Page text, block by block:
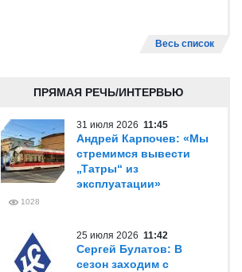
Весь список
ПРЯМАЯ РЕЧЬ/ИНТЕРВЬЮ
31 июля 2026 11:45
Андрей Карпочев: «Мы
стремимся вывести
„Татры“ из
эксплуатации»
1028
25 июля 2026 11:42
Сергей Булатов: В
сезон заходим с